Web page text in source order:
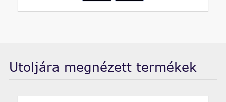
Utoljára megnézett termékek